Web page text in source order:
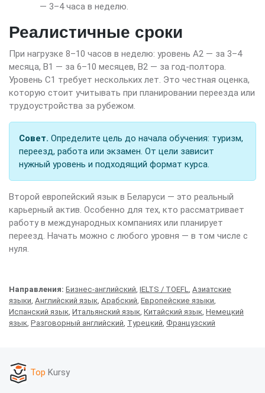
— 3–4 часа в неделю.
Реалистичные сроки
При нагрузке 8–10 часов в неделю: уровень A2 — за 3–4
месяца, B1 — за 6–10 месяцев, B2 — за год-полтора.
Уровень C1 требует нескольких лет. Это честная оценка,
которую стоит учитывать при планировании переезда или
трудоустройства за рубежом.
Совет. Определите цель до начала обучения: туризм,
переезд, работа или экзамен. От цели зависит
нужный уровень и подходящий формат курса.
Второй европейский язык в Беларуси — это реальный
карьерный актив. Особенно для тех, кто рассматривает
работу в международных компаниях или планирует
переезд. Начать можно с любого уровня — в том числе с
нуля.
Направления: Бизнес-английский, IELTS / TOEFL, Азиатские
языки, Английский язык, Арабский, Европейские языки,
Испанский язык, Итальянский язык, Китайский язык, Немецкий
язык, Разговорный английский, Турецкий, Французский
Top Kursy